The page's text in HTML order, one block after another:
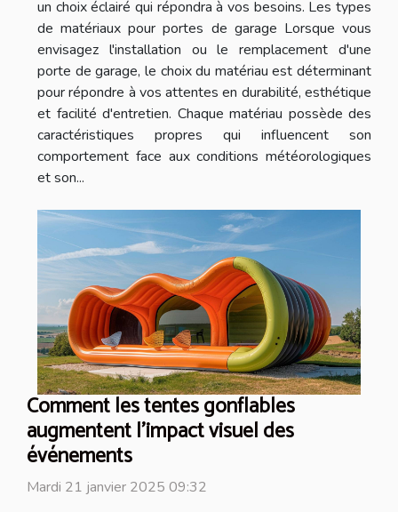
un choix éclairé qui répondra à vos besoins. Les types
de matériaux pour portes de garage Lorsque vous
envisagez l'installation ou le remplacement d'une
porte de garage, le choix du matériau est déterminant
pour répondre à vos attentes en durabilité, esthétique
et facilité d'entretien. Chaque matériau possède des
caractéristiques propres qui influencent son
comportement face aux conditions météorologiques
et son...
Comment les tentes gonflables
augmentent l'impact visuel des
événements
Mardi 21 janvier 2025 09:32